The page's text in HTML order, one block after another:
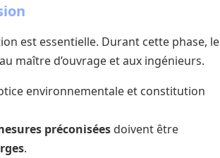
est essentielle. Durant cette phase, le
maître d’ouvrage et aux ingénieurs.
environnementale et constitution
préconisées doivent être
.